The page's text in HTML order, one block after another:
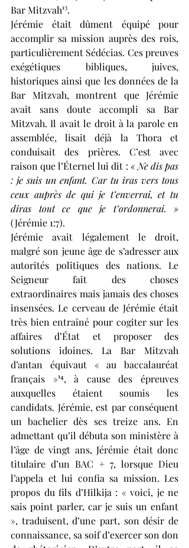
Bar Mitzvah¹³.
Jérémie était dûment équipé pour
accomplir sa mission auprès des rois,
particulièrement Sédécias. Ces preuves
exégétiques bibliques, juives,
historiques ainsi que les données de la
Bar Mitzvah, montrent que Jérémie
avait sans doute accompli sa Bar
Mitzvah. Il avait le droit à la parole en
assemblée, lisait déjà la Thora et
conduisait des prières. C’est avec
raison que l’Éternel lui dit : « Ne dis pas
: je suis un enfant. Car tu iras vers tous
ceux auprès de qui je t’enverrai, et tu
diras tout ce que je t’ordonnerai. »
(Jérémie 1:7).
Jérémie avait légalement le droit,
malgré son jeune âge de s’adresser aux
autorités politiques des nations. Le
Seigneur fait des choses
extraordinaires mais jamais des choses
insensées. Le cerveau de Jérémie était
très bien entraîné pour cogiter sur les
affaires d’État et proposer des
solutions idoines. La Bar Mitzvah
d’antan équivaut « au baccalauréat
français »¹⁴, à cause des épreuves
auxquelles étaient soumis les
candidats. Jérémie, est par conséquent
un bachelier dès ses treize ans. En
admettant qu’il débuta son ministère à
l’âge de vingt ans, Jérémie était donc
titulaire d’un BAC + 7, lorsque Dieu
l’appela et lui confia sa mission. Les
propos du fils d’Hilkija : « voici, je ne
sais point parler, car je suis un enfant
», traduisent, d’une part, son désir de
connaissance, sa soif d’exercer son don